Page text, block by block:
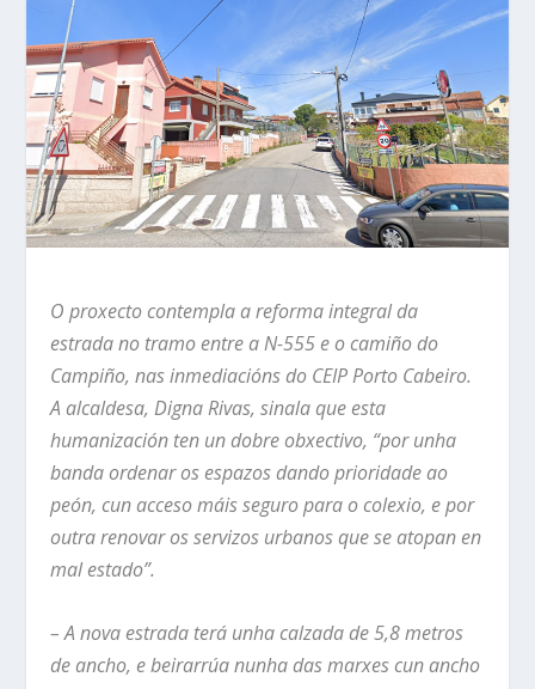
O proxecto contempla a reforma integral da
estrada no tramo entre a N-555 e o camiño do
Campiño, nas inmediacións do CEIP Porto Cabeiro.
A alcaldesa, Digna Rivas, sinala que esta
humanización ten un dobre obxectivo, “por unha
banda ordenar os espazos dando prioridade ao
peón, cun acceso máis seguro para o colexio, e por
outra renovar os servizos urbanos que se atopan en
mal estado”.
– A nova estrada terá unha calzada de 5,8 metros
de ancho, e beirarrúa nunha das marxes cun ancho